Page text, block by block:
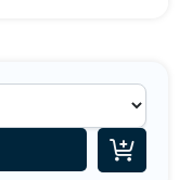
